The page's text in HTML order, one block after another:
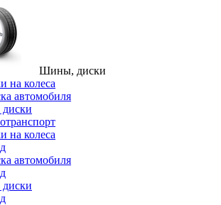
Шины, диски
на колеса
автомобиля
на колеса
автомобиля